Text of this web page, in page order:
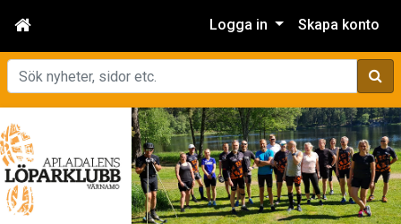
Logga in Skapa konto
Sök